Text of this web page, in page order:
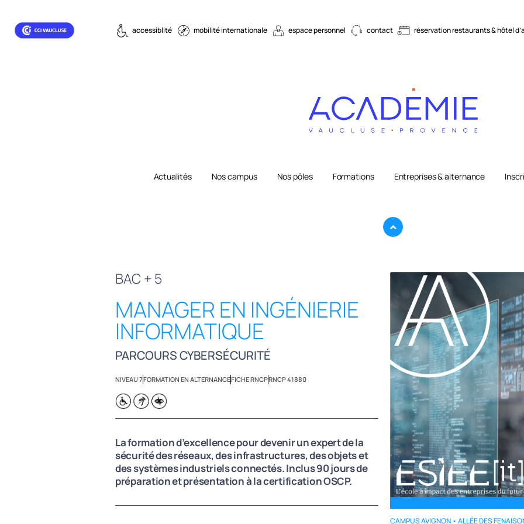
accessiblité mobilité internationale espace personnel contact réservation restaurants & hôtel
Actualités Nos campus Nos pôles Formations Entreprises & alternance
BAC + 5
MANAGER EN INGÉNIERIE
INFORMATIQUE
PARCOURS CYBERSÉCURITÉ
NIVEAU 7FORMATION EN ALTERNANCEFICHE RNCPRNCP 41880
La formation d’excellence pour devenir un expert de la
sécurité des réseaux, des infrastructures, des objets et
des systèmes industriels connectés. Inclus 90 jours de
préparation et présentation à la certification OSCP.
CAMPUS AVIGNON • ALLÉE DES